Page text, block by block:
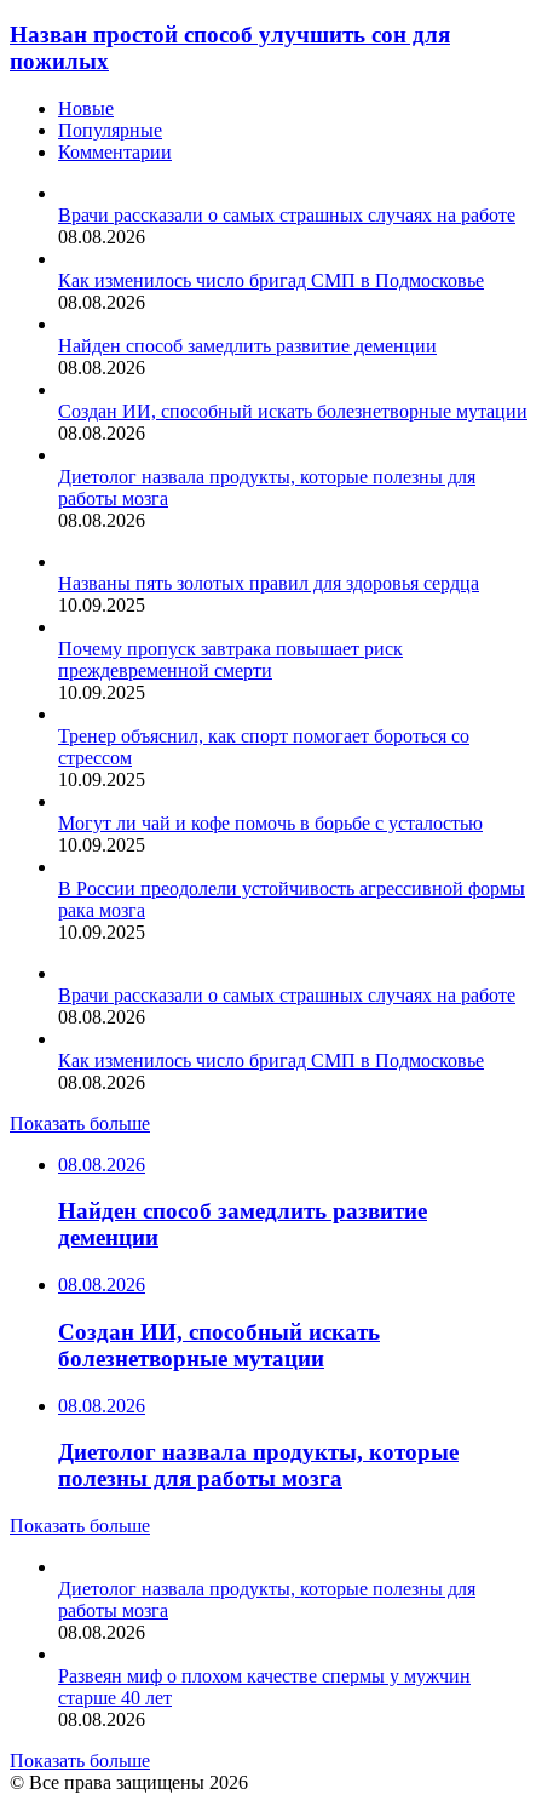
Назван простой способ улучшить сон для
пожилых
Новые
Популярные
Комментарии
Врачи рассказали о самых страшных случаях на работе
08.08.2026
Как изменилось число бригад СМП в Подмосковье
08.08.2026
Найден способ замедлить развитие деменции
08.08.2026
Создан ИИ, способный искать болезнетворные мутации
08.08.2026
Диетолог назвала продукты, которые полезны для
работы мозга
08.08.2026
Названы пять золотых правил для здоровья сердца
10.09.2025
Почему пропуск завтрака повышает риск
преждевременной смерти
10.09.2025
Тренер объяснил, как спорт помогает бороться со
стрессом
10.09.2025
Могут ли чай и кофе помочь в борьбе с усталостью
10.09.2025
В России преодолели устойчивость агрессивной формы
рака мозга
10.09.2025
Врачи рассказали о самых страшных случаях на работе
08.08.2026
Как изменилось число бригад СМП в Подмосковье
08.08.2026
Показать больше
08.08.2026
Найден способ замедлить развитие
деменции
08.08.2026
Создан ИИ, способный искать
болезнетворные мутации
08.08.2026
Диетолог назвала продукты, которые
полезны для работы мозга
Показать больше
Диетолог назвала продукты, которые полезны для
работы мозга
08.08.2026
Развеян миф о плохом качестве спермы у мужчин
старше 40 лет
08.08.2026
Показать больше
© Все права защищены 2026